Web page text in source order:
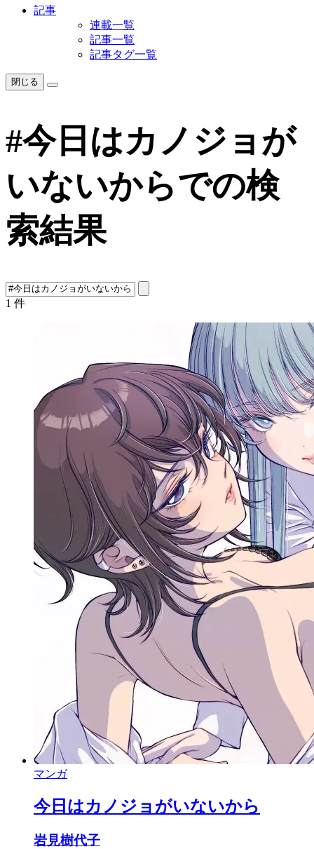
記事
連載一覧
記事一覧
記事タグ一覧
閉じる
#今日はカノジョが
いないからでの検
索結果
1 件
マンガ
今日はカノジョがいないから
岩見樹代子